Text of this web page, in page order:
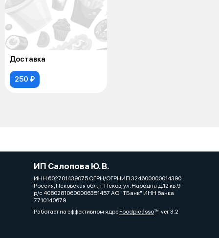
Доставка
250 ₽
ИП Салопова Ю. В.
ИНН 602701439075 ОГРН/ОГРНИП 324600000014390
Россия, Псковская обл., г. Псков, ул. Народна д.12 кв.9
р/с 40802810600006351457 АО "ТБанк" ИНН банка
7710140679
Работает на эффективном ядреFoodpicássover. 3.2